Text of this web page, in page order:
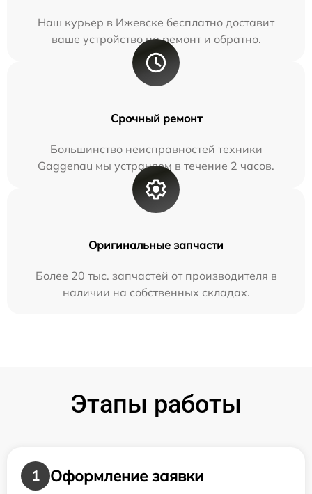
Наш курьер в Ижевске бесплатно доставит
ваше устройство на ремонт и обратно.
Срочный ремонт
Большинство неисправностей техники
Gaggenau мы устраняем в течение 2 часов.
Оригинальные запчасти
Более 20 тыс. запчастей от производителя в
наличии на собственных складах.
Этапы работы
1 Оформление заявки